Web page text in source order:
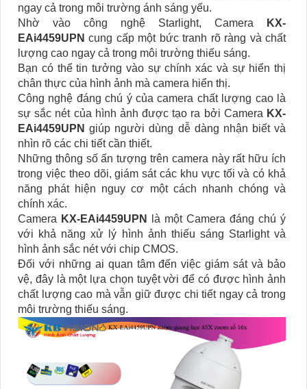
ngay cả trong môi trường ánh sáng yếu.
Nhờ vào công nghệ Starlight, Camera
KX-
EAi4459UPN cung cấp một bức tranh rõ ràng và chất
lượng cao ngay cả trong môi trường thiếu sáng.
Bạn có thể tin tưởng vào sự chính xác và sự hiển thị
chân thực của hình ảnh mà camera hiển thị.
Công nghệ đáng chú ý của camera chất lượng cao là
sự sắc nét của hình ảnh được tạo ra bởi Camera KX-
EAi4459UPN giúp người dùng dễ dàng nhận biết và
nhìn rõ các chi tiết cần thiết.
Những thông số ấn tượng trên camera này rất hữu ích
trong việc theo dõi, giám sát các khu vực tối và có khả
năng phát hiện nguy cơ một cách nhanh chóng và
chính xác.
Camera KX-EAi4459UPN
là một Camera đáng chú ý
với khả năng xử lý hình ảnh thiếu sáng Starlight và
hình ảnh sắc nét với chip CMOS.
Đối với những ai quan tâm đến việc giám sát và bảo
vệ, đây là một lựa chọn tuyệt vời để có được hình ảnh
chất lượng cao mà vẫn giữ được chi tiết ngay cả trong
môi trường thiếu sáng.